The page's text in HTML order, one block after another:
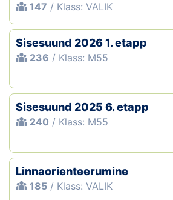
147 / Klass: VALIK
Sisesuund 2026 1. etapp
236 / Klass: M55
Sisesuund 2025 6. etapp
240 / Klass: M55
Linnaorienteerumine
185 / Klass: VALIK